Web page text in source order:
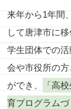
来年から1年間
して唐津市に移
学生団体での
会や市役所の方
ができ、
「高
育プログラム